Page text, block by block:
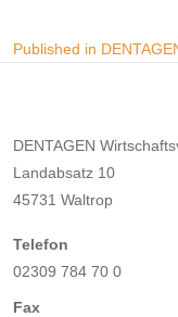
Published in
DENTAGEN
Landabsatz 10
45731 Waltrop
Telefon
02309 784 70 0
Fax